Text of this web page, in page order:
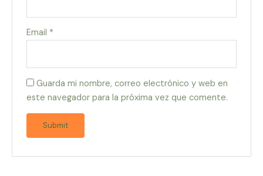
Email *
Guarda mi nombre, correo electrónico y web en
este navegador para la próxima vez que comente.